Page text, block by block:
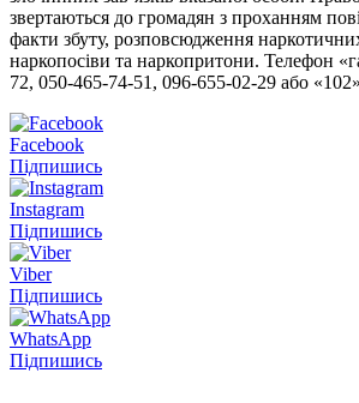
звертаються до громадян з проханням
факти збуту, розповсюдження
наркопосіви та наркопритони. Телефон
72, 050-465-74-51, 096-655-02-29 або
Facebook
Підпишись
Instagram
Підпишись
Viber
Підпишись
WhatsApp
Підпишись